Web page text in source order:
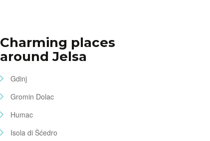
Charming places
around Jelsa
Gdinj
Gromin Dolac
Humac
Isola di Šćedro